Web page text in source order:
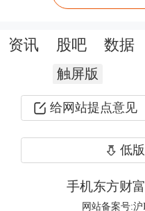
范运作和有效管
定币的底层资产
较为严格的要求
台的《稳定币条
案》），对稳定
理、业务经营等
“稳定币既稳定
资讯 股吧 数据
触屏版
给网站提点意见
低
手机东方财富
网站备案号:沪